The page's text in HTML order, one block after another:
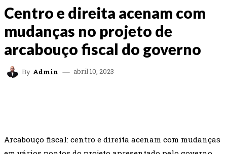
Centro e direita acenam com
mudanças no projeto de
arcabouço fiscal do governo
By Admin abril 10, 2023
Arcabouço fiscal: centro e direita acenam com mudanças